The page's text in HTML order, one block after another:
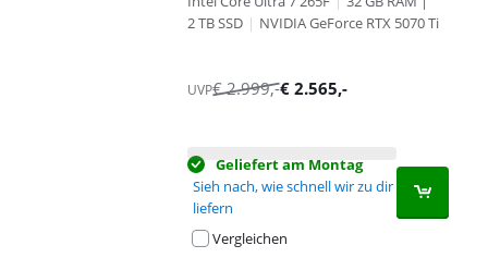
2 TB SSD | NVIDIA GeForce RTX 5070 Ti
UVP€2.999,-€ 2.565,-
Geliefert am Montag
Sieh nach, wie schnell wir zu dir
liefern
Vergleichen